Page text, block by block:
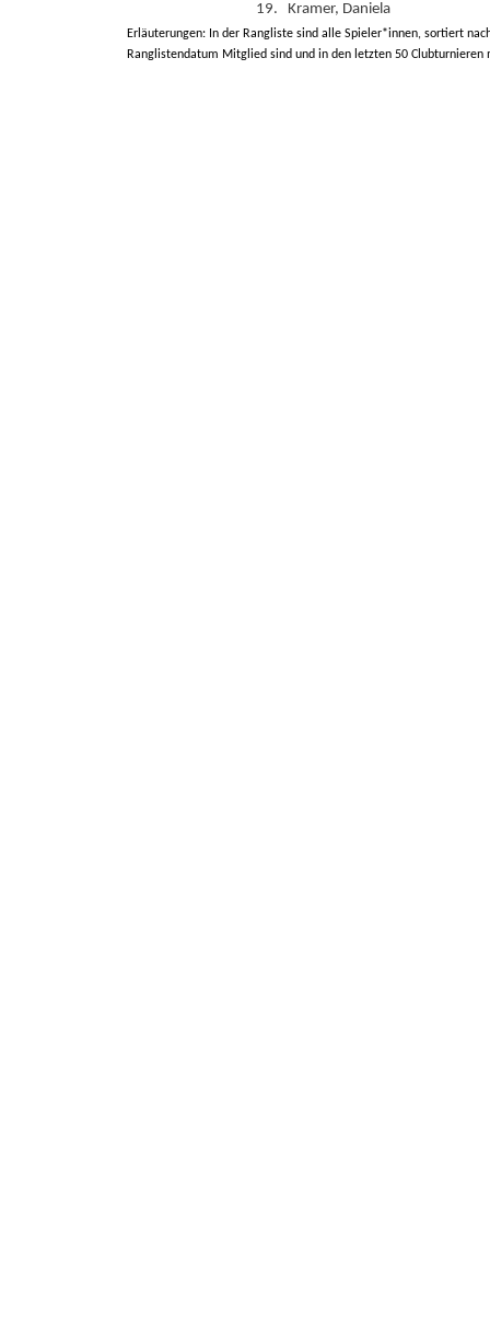
19.
Kramer, Daniela
Erläuterungen: In der Rangliste sind alle Spieler*innen, sortiert
Ranglistendatum Mitglied sind und in den letzten 50 Clubturnieren